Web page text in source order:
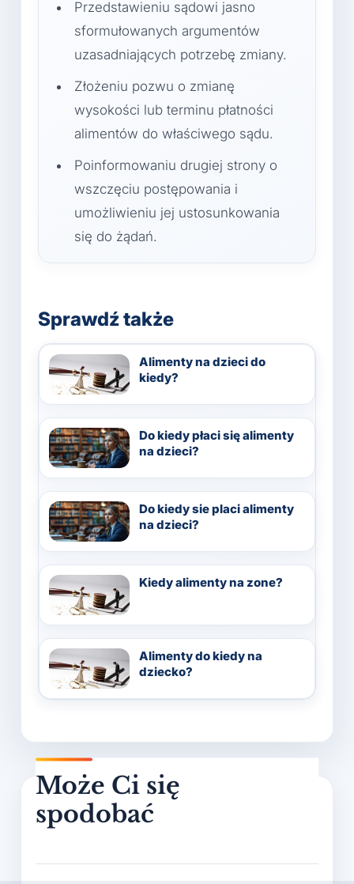
Przedstawieniu sądowi jasno
sformułowanych argumentów
uzasadniających potrzebę zmiany.
Złożeniu pozwu o zmianę
wysokości lub terminu płatności
alimentów do właściwego sądu.
Poinformowaniu drugiej strony o
wszczęciu postępowania i
umożliwieniu jej ustosunkowania
się do żądań.
Sprawdź także
Alimenty na dzieci do
kiedy?
Do kiedy płaci się alimenty
na dzieci?
Do kiedy sie placi alimenty
na dzieci?
Kiedy alimenty na zone?
Alimenty do kiedy na
dziecko?